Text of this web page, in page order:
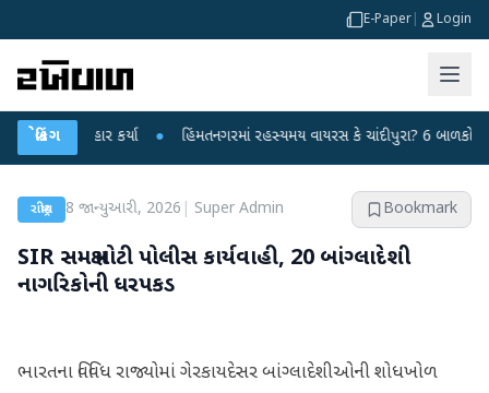
E-Paper Login
બ્રેકિંગ
પ્રહાર કર્યા ● હિંમતનગરમાં રહસ્યમય વાયરસ કે ચાંદીપુરા? 6 બાળકોના મોતથી
રાષ્ટ્રીય 8 જાન્યુઆરી, 2026 Super Admin Bookmark
SIR સમક્ષ મોટી પોલીસ કાર્યવાહી, 20 બાંગ્લાદેશી
નાગરિકોની ધરપકડ
ભારતના વિવિધ રાજ્યોમાં ગેરકાયદેસર બાંગ્લાદેશીઓની શોધખોળ